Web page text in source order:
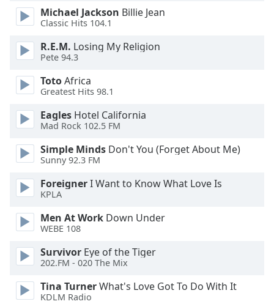
dialog
window.
cancel
and
close
window.
Text
Color
Opacity
Text
Color
Opacity
Michael Jackson Billie Jean
Classic Hits 104.1
R.E.M. Losing My Religion
Pete 94.3
TotoAfrica
Greatest Hits 98.1
Eagles Hotel California
Mad Rock 102.5 FM
Simple Minds Don't You (Forget About Me)
Sunny 92.3 FM
ForeignerI Want to Know What Love Is
KPLA
Men At Work Down Under
WEBE 108
Survivor Eye of the Tiger
202.FM - 020 The Mix
Tina TurnerWhat's Love Got To Do With It
KDLM Radio